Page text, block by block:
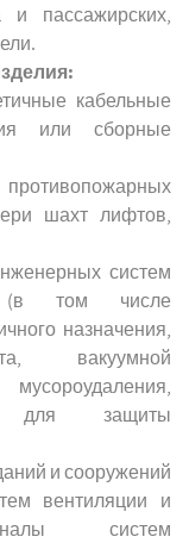
и пассажирских,
кабельные
или сборные
шахт лифтов,
систем
(в том числе
назначения,
вакуумной
для защиты
и сооружений
вентиляции и
систем